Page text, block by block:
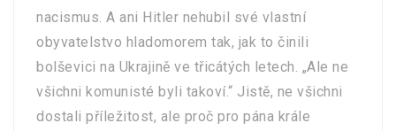
nacismus. A ani Hitler nehubil své vlastní
obyvatelstvo hladomorem tak, jak to činili
bolševici na Ukrajině ve třicátých letech. „Ale ne
všichni komunisté byli takoví.“ Jistě, ne všichni
dostali příležitost, ale proč pro pána krále